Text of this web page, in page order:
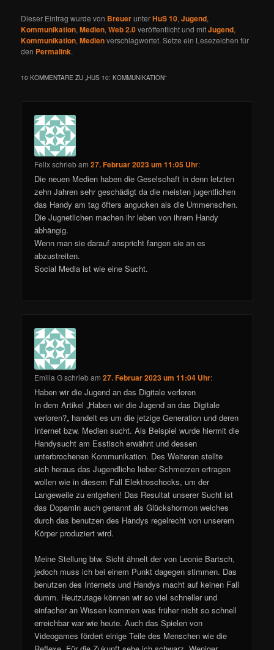
Dieser Eintrag wurde von BreuerunterHuS 10,Jugend,
Kommunikation,Medien,Web 2.0veröffentlicht und mitJugend,
Kommunikation,Medienverschlagwortet. Setze ein Lesezeichen für
den Permalink.
10 KOMMENTARE ZU „HUS 10: KOMMUNIKATION“
Felixschriebam27. Februar 2023 um 11:05 Uhr:
Die neuen Medien haben die Geselschaft in denn letzten
zehn Jahren sehr geschädigt da die meisten jugentlichen
das Handy am tag öfters angucken als die Ummenschen.
Die Jugnetlichen machen ihr leben von ihrem Handy
abhängig.
Wenn man sie darauf anspricht fangen sie an es
abzustreiten.
Social Media ist wie eine Sucht.
Emilia Gschriebam27. Februar 2023 um 11:04 Uhr:
Haben wir die Jugend an das Digitale verloren
In dem Artikel „Haben wir die Jugend an das Digitale
verloren?„ handelt es um die jetzige Generation und deren
Internet bzw. Medien sucht. Als Beispiel wurde hiermit die
Handysucht am Esstisch erwähnt und dessen
unterbrochenen Kommunikation. Des Weiteren stellte
sich heraus das Jugendliche lieber Schmerzen ertragen
wollen wie in diesem Fall Elektroschocks, um der
Langeweile zu entgehen! Das Resultat unserer Sucht ist
das Dopamin auch genannt als Glückshormon welches
durch das benutzen des Handys regelrecht von unserem
Körper produziert wird.
Meine Stellung btw. Sicht ähnelt der von Leonie Bartsch,
jedoch muss ich bei einem Punkt dagegen stimmen. Das
benutzen des Internets und Handys macht auf keinen Fall
dumm. Heutzutage können wir so viel schneller und
einfacher an Wissen kommen was früher nicht so schnell
erreichbar war wie heute. Auch das Spielen von
Videogames fördert einige Teile des Menschen wie die